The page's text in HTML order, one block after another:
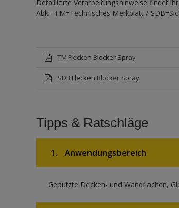
Detaillierte Verarbeitungshinweise findet
Abk.- TM=Technisches Merkblatt /
TM Flecken Blocker Spray
SDB Flecken Blocker Spray
Tipps & Ratschläge
1. Anwendungsbereich
Geputzte Decken- und Wandflächen,